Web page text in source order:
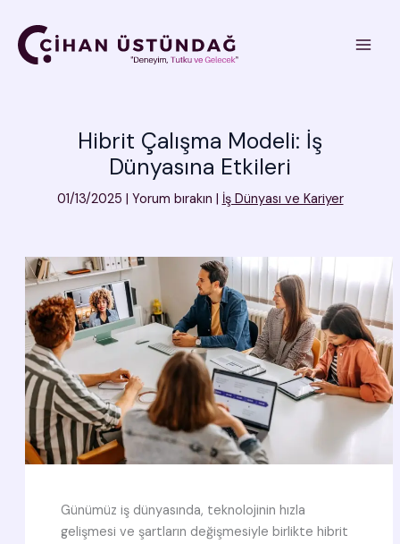
atla
Hibrit Çalışma Modeli: İş
Dünyasına Etkileri
01/13/2025 Yorum bırakın İş Dünyası ve Kariyer
Günümüz iş dünyasında, teknolojinin hızla
gelişmesi ve şartların değişmesiyle birlikte hibrit